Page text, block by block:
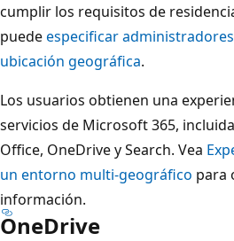
cumplir los requisitos de
puedeespecificar
ubicación geográfica.
Los usuarios obtienen una
servicios de Microsoft 365,
Office, OneDrive y Search. Vea
un entorno multi-geográfico para
información.
OneDrive